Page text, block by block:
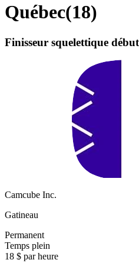
Québec(18)
Finisseur squelettique
Camcube Inc.
Gatineau
Permanent
Temps plein
18 $ par heure